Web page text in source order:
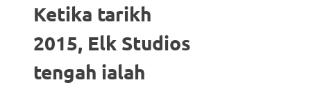
Ketika tarikh
2015, Elk Studios
tengah ialah